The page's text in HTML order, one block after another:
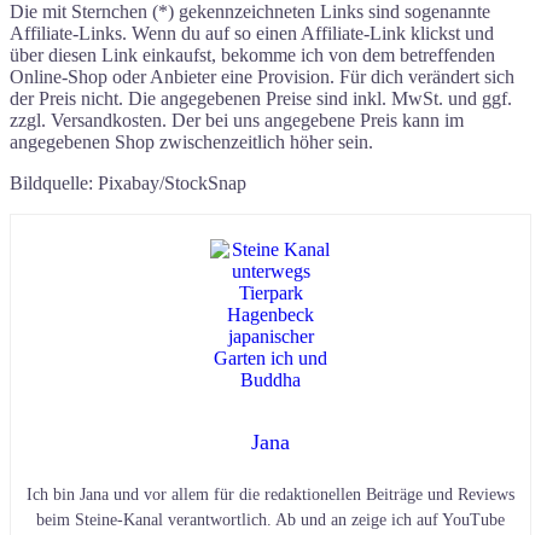
Die mit Sternchen (*) gekennzeichneten Links sind sogenannte
Affiliate-Links. Wenn du auf so einen Affiliate-Link klickst und
über diesen Link einkaufst, bekomme ich von dem betreffenden
Online-Shop oder Anbieter eine Provision. Für dich verändert sich
der Preis nicht. Die angegebenen Preise sind inkl. MwSt. und ggf.
zzgl. Versandkosten. Der bei uns angegebene Preis kann im
angegebenen Shop zwischenzeitlich höher sein.
Bildquelle: Pixabay/StockSnap
Jana
Ich bin Jana und vor allem für die redaktionellen Beiträge und Reviews
beim Steine-Kanal verantwortlich. Ab und an zeige ich auf YouTube